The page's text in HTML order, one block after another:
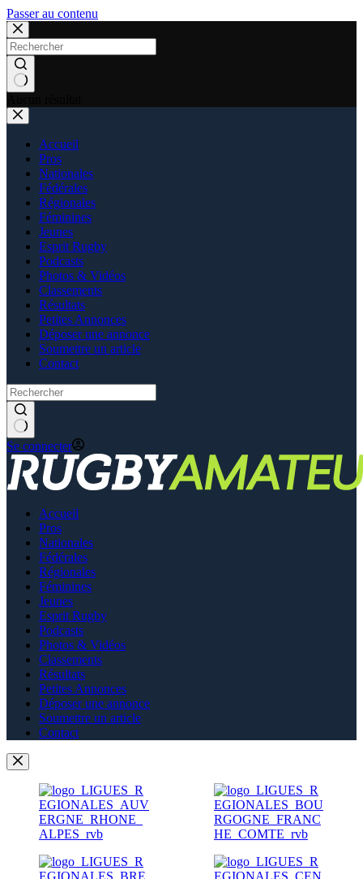
Passer au contenu
Accueil
Pros
Nationales
Fédérales
Régionales
Féminines
Jeunes
Esprit Rugby
Podcasts
Photos & Vidéos
Classements
Résultats
Petites Annonces
Déposer une annonce
Soumettre un article
Contact
Se connecter
Accueil
Pros
Nationales
Fédérales
Régionales
Féminines
Jeunes
Esprit Rugby
Podcasts
Photos & Vidéos
Classements
Résultats
Petites Annonces
Déposer une annonce
Soumettre un article
Contact